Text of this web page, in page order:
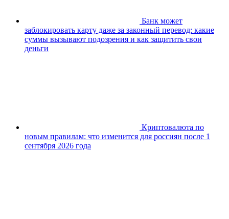
Банк может
заблокировать карту даже за законный перевод: какие
суммы вызывают подозрения и как защитить свои
деньги
Криптовалюта по
новым правилам: что изменится для россиян после 1
сентября 2026 года